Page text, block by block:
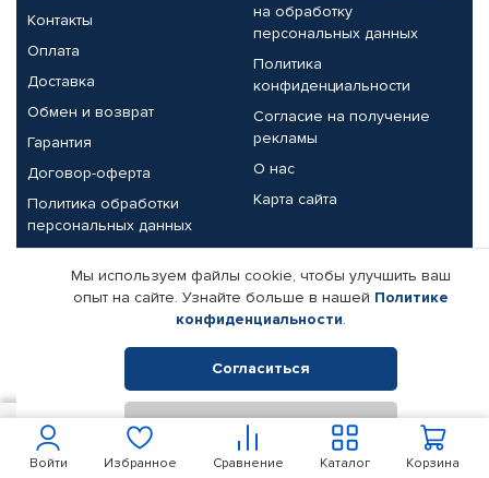
Войти Избранное Сравнение Корзина
Каталог
Контакты
Оплата
Доставка
Обмен и возврат
Гарантия
Договор-оферта
Политика обработки
персональных данных
на обработку
персональных данных
Политика
конфиденциальности
Согласие на получение
рекламы
О нас
Карта сайта
Партнерам
Корпоративным клиентам
Поставщикам
Реквизиты компании
© КАМАЗ ЦЕНТР ДОНЕЦК, 2015-2026. Все права защищены.
Интернет-магазин автомобильных товаров Автопрофи.
Мы используем файлы cookie, чтобы улучшить ваш
опыт на сайте. Узнайте больше в нашей Политике
конфиденциальности.
Согласиться
Отклонить
400 В корзину